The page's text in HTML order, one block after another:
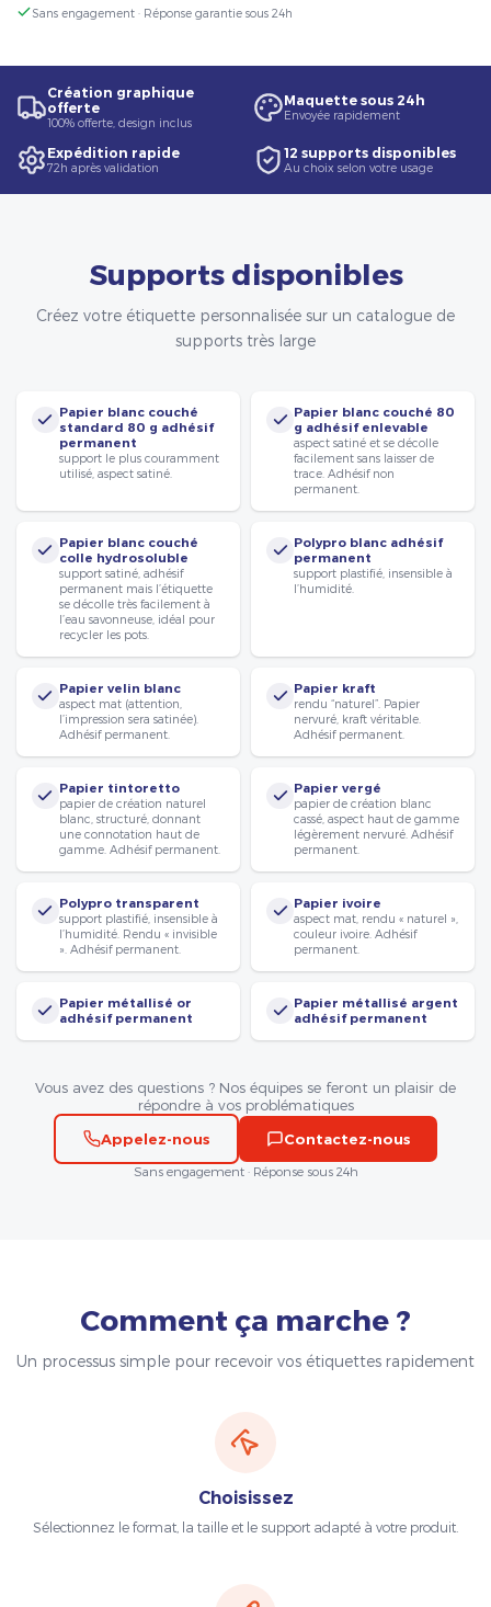
Sans engagement · Réponse garantie sous 24h
Création graphique
offerte
100% offerte, design inclus
Maquette sous 24h
Envoyée rapidement
Expédition rapide
72h après validation
12 supports disponibles
Au choix selon votre usage
Supports disponibles
Créez votre étiquette personnalisée sur un catalogue de
supports très large
Papier blanc couché
standard 80 g adhésif
permanent
support le plus couramment
utilisé, aspect satiné.
Papier blanc couché 80
g adhésif enlevable
aspect satiné et se décolle
facilement sans laisser de
trace. Adhésif non
permanent.
Papier blanc couché
colle hydrosoluble
support satiné, adhésif
permanent mais l’étiquette
se décolle très facilement à
l’eau savonneuse, idéal pour
recycler les pots.
Polypro blanc adhésif
permanent
support plastifié, insensible à
l’humidité.
Papier velin blanc
aspect mat (attention,
l’impression sera satinée).
Adhésif permanent.
Papier kraft
rendu “naturel”. Papier
nervuré, kraft véritable.
Adhésif permanent.
Papier tintoretto
papier de création naturel
blanc, structuré, donnant
une connotation haut de
gamme. Adhésif permanent.
Papier vergé
papier de création blanc
cassé, aspect haut de gamme
légèrement nervuré. Adhésif
permanent.
Polypro transparent
support plastifié, insensible à
l’humidité. Rendu « invisible
». Adhésif permanent.
Papier ivoire
aspect mat, rendu « naturel »,
couleur ivoire. Adhésif
permanent.
Papier métallisé or
adhésif permanent
Papier métallisé argent
adhésif permanent
Vous avez des questions ? Nos équipes se feront un plaisir de
répondre à vos problématiques
Appelez-nous
Contactez-nous
Sans engagement · Réponse sous 24h
Comment ça marche ?
Un processus simple pour recevoir vos étiquettes rapidement
Choisissez
Sélectionnez le format, la taille et le support adapté à votre produit.